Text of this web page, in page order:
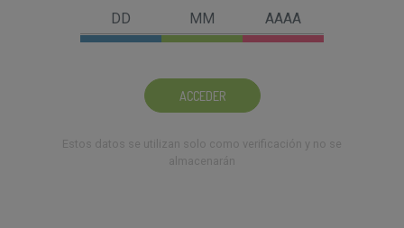
ACCEDER
Estos datos se utilizan solo como verificación y no se
almacenarán